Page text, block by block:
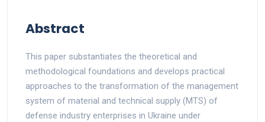
Abstract
This paper substantiates the theoretical and
methodological foundations and develops practical
approaches to the transformation of the management
system of material and technical supply (MTS) of
defense industry enterprises in Ukraine under